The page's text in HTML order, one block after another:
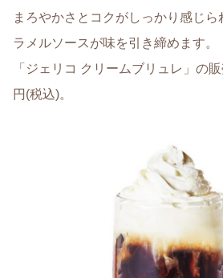
まろやかさとコクがしっかり感じ
ラメルソースが味を引き締めます。
「ジェリコ クリームブリュレ」の
円(税込)。